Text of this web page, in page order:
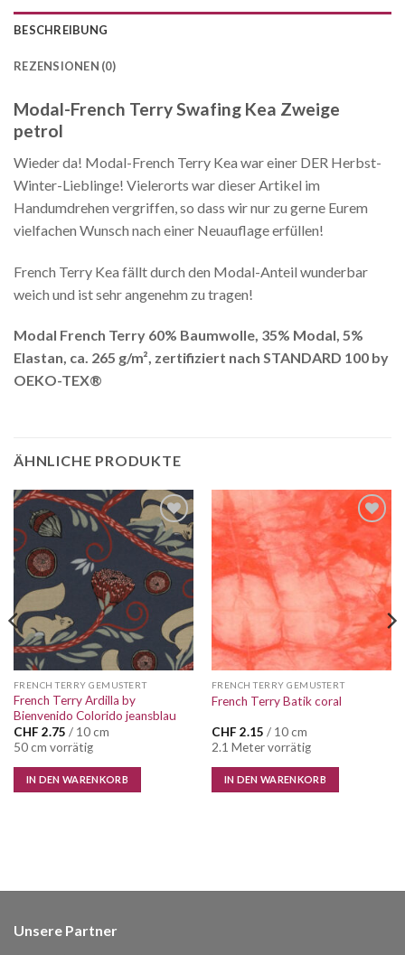
BESCHREIBUNG
REZENSIONEN (0)
Modal-French Terry Swafing Kea Zweige
petrol
Wieder da! Modal-French Terry Kea war einer DER Herbst-
Winter-Lieblinge! Vielerorts war dieser Artikel im
Handumdrehen vergriffen, so dass wir nur zu gerne Eurem
vielfachen Wunsch nach einer Neuauflage erfüllen!
French Terry Kea fällt durch den Modal-Anteil wunderbar
weich und ist sehr angenehm zu tragen!
Modal French Terry 60% Baumwolle, 35% Modal, 5%
Elastan, ca. 265 g/m², zertifiziert nach STANDARD 100 by
OEKO-TEX®
ÄHNLICHE PRODUKTE
Auf die
Wunschliste
FRENCH TERRY GEMUSTERT
French Terry Ardilla by
Bienvenido Colorido jeansblau
CHF 2.75 / 10 cm
50 cm vorrätig
IN DEN WARENKORB
Auf die
Wunschliste
FRENCH TERRY GEMUSTERT
French Terry Batik coral
CHF 2.15 / 10 cm
2.1 Meter vorrätig
IN DEN WARENKORB
Unsere Partner